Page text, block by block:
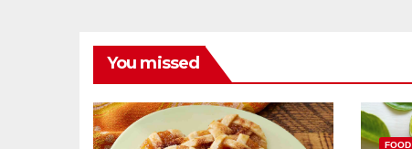
You missed
FOOD